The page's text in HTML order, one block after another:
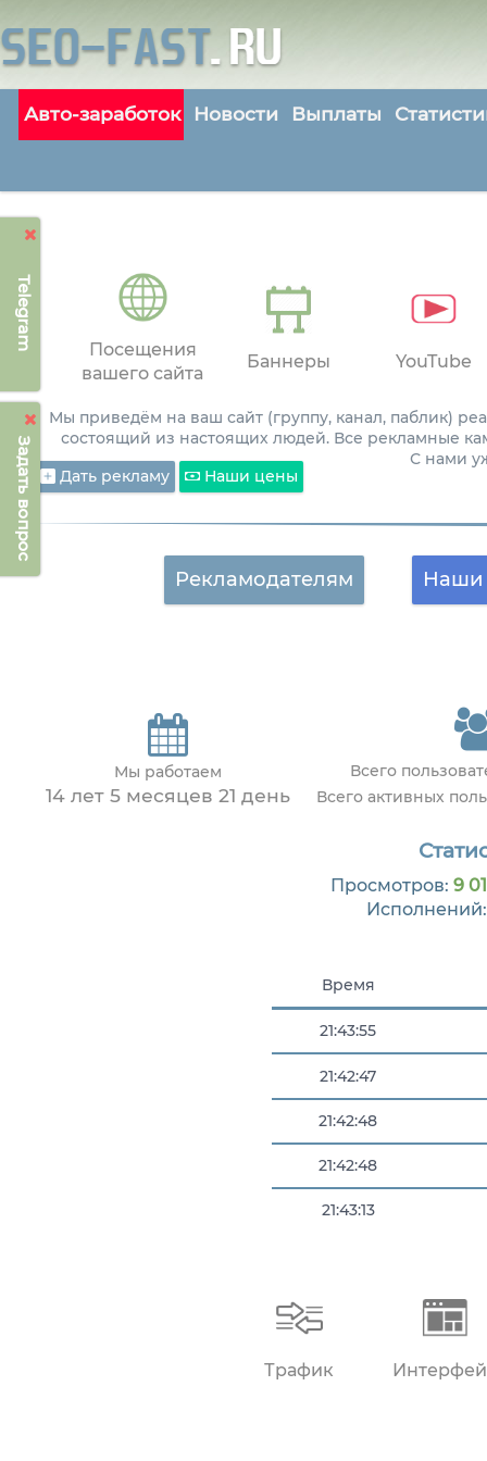
Telegram
Задать вопрос
Авто-заработок Новости Выплаты
Посещения
вашего сайта
Баннеры YouTube
Мы приведём на ваш сайт (группу, канал, паблик)
состоящий из настоящих людей. Все рекламные
С нами
Дать рекламу
Наши цены
Рекламодателям Наши
Мы работаем
14 лет 5 месяцев 21 день
Всего
Всего активных
Просмотров: 9
Время
21:43:55
21:42:47
21:42:48
21:42:48
21:43:13
Трафик